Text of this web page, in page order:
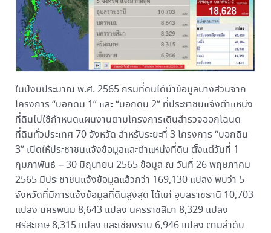
ในปีงบประมาณ พ.ศ. 2565 กรมที่ดินได้นำข้อมูลบางส่วนจาก
โครงการ “บอกดิน 1” และ “บอกดิน 2” ที่ประชาชนแจ้งตำแหน่ง
ที่ดินไปใช้กำหนดแผนงานตามโครงการเดินสำรวจออกโฉนด
ที่ดินทั่วประเทศ 70 จังหวัด สำหรับระยะที่ 3 โครงการ “บอกดิน
3” เปิดให้ประชาชนแจ้งข้อมูลและตำแหน่งที่ดิน ตั้งแต่วันที่ 1
กุมภาพันธ์ – 30 มิถุนายน 2565 ข้อมูล ณ วันที่ 26 พฤษภาคม
2565 มีประชาชนแจ้งข้อมูลแล้วกว่า 169,130 แปลง พบว่า 5
จังหวัดที่มีการแจ้งข้อมูลที่ดินสูงสุด ได้แก่ อุบลราชธานี 10,703
แปลง นครพนม 8,643 แปลง นครราชสีมา 8,329 แปลง
ศรีสะเกษ 8,315 แปลง และเชียงราบ 6,946 แปลง ตามลำดับ